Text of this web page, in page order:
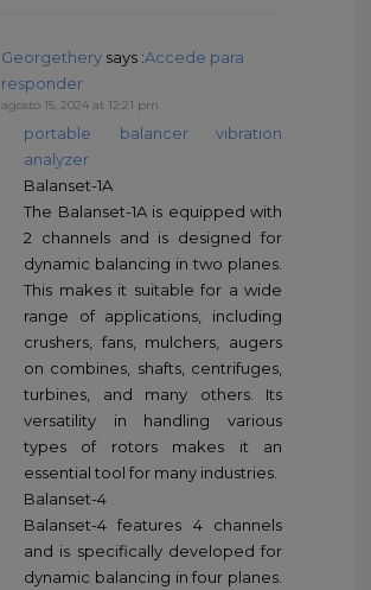
Georgethery says :Accede para
responder
agosto 15, 2024 at 12:21 pm
portable balancer vibration
analyzer
Balanset-1A
The Balanset-1A is equipped with
2 channels and is designed for
dynamic balancing in two planes.
This makes it suitable for a wide
range of applications, including
crushers, fans, mulchers, augers
on combines, shafts, centrifuges,
turbines, and many others. Its
versatility in handling various
types of rotors makes it an
essential tool for many industries.
Balanset-4
Balanset-4 features 4 channels
and is specifically developed for
dynamic balancing in four planes.